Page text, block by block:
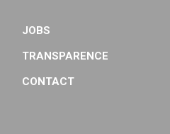
JOBS
TRANSPARENCE
CONTACT